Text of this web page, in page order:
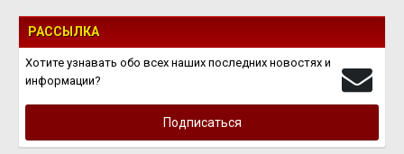
РАССЫЛКА
Хотите узнавать обо всех наших последних новостях и
информации?
Подписаться